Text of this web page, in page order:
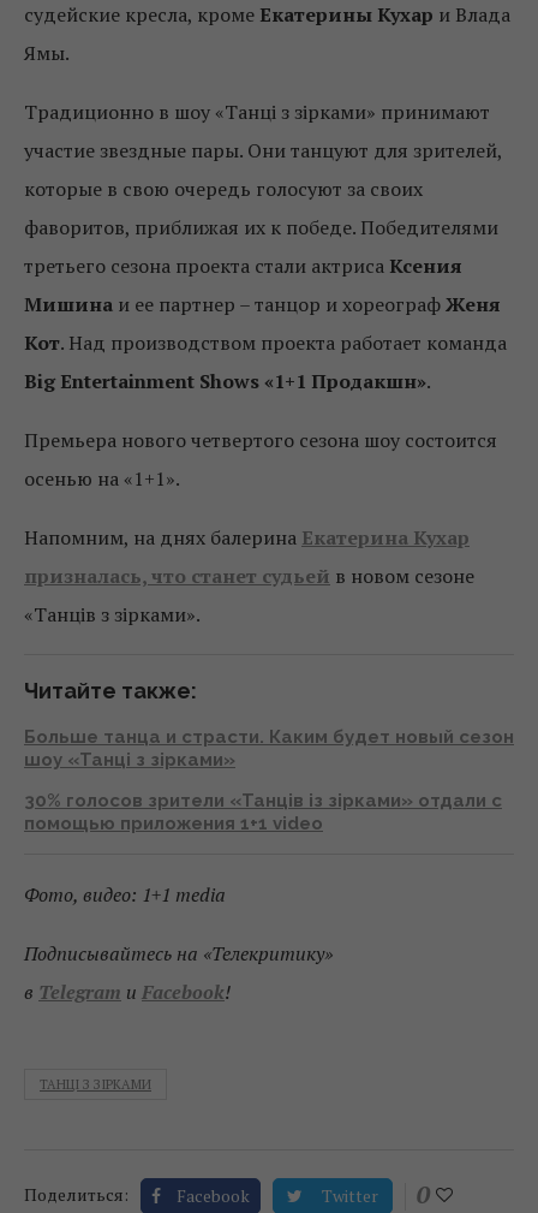
судейские кресла, кроме Екатерины Кухар и Влада
Ямы.
Традиционно в шоу «Танці з зірками» принимают
участие звездные пары. Они танцуют для зрителей,
которые в свою очередь голосуют за своих
фаворитов, приближая их к победе. Победителями
третьего сезона проекта стали актриса Ксения
Мишина и ее партнер – танцор и хореографЖеня
Кот. Над производством проекта работает команда
Big Entertainment Shows «1+1 Продакшн».
Премьера нового четвертого сезона шоу состоится
осенью на «1+1».
Напомним, на днях балерина Екатерина Кухар
призналась, что станет судьей в новом сезоне
«Танців з зірками».
Читайте также:
Больше танца и страсти. Каким будет новый сезон
шоу «Танці з зірками»
30% голосов зрители «Танців із зірками» отдали с
помощью приложения 1+1 video
Фото, видео: 1+1 media
Подписывайтесь на «Телекритику»
в Telegram и Facebook!
ТАНЦІ З ЗІРКАМИ
Поделиться: Facebook Twitter 0